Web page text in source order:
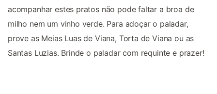
acompanhar estes pratos não pode faltar a broa de
milho nem um vinho verde. Para adoçar o paladar,
prove as Meias Luas de Viana, Torta de Viana ou as
Santas Luzias. Brinde o paladar com requinte e prazer!